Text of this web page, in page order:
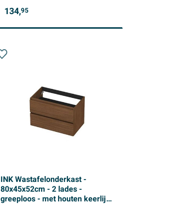
134,95
INK Wastafelonderkast -
80x45x52cm - 2 lades -
greeploos - met houten keerlijst